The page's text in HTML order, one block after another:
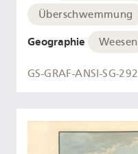
Überschwemmung
Geographie Weesen
GS-GRAF-ANSI-SG-292